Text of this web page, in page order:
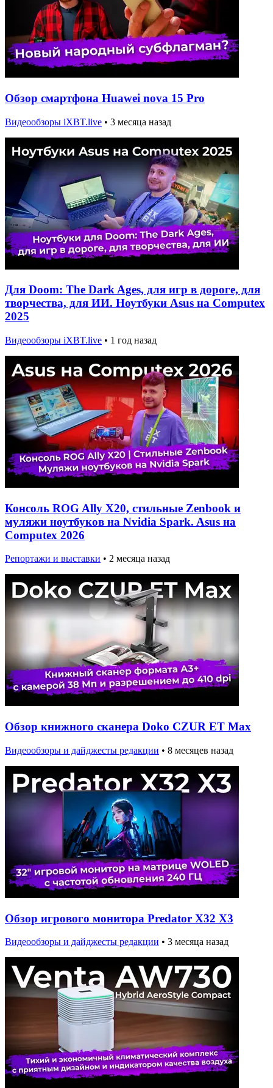
Обзор смартфона Huawei nova 15 Pro
Видеообзоры iXBT.live • 3 месяца назад
Для Doom: The Dark Ages, для игр в дороге, для
творчества, для ИИ. Ноутбуки Asus на Computex
2025
Видеообзоры iXBT.live • 1 год назад
Консоль ROG Ally X20, стильные Zenbook и
муляжи ноутбуков на Nvidia Spark. Asus на
Computex 2026
Репортажи и выставки • 2 месяца назад
Обзор книжного сканера Doko CZUR ET Max
Видеообзоры и дайджесты редакции • 8 месяцев назад
Обзор игрового монитора Predator X32 X3
Видеообзоры и дайджесты редакции • 3 месяца назад